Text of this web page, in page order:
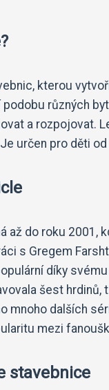
kterou
různých
a rozpojovat.
určen pro děti
až do roku 2001,
s Gregem
díky
šest
mnoho dalších
mezi
stavebnice